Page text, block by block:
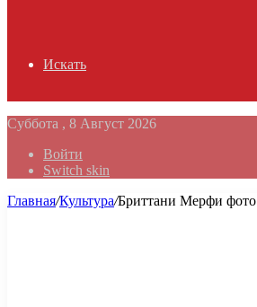
Искать
Суббота , 8 Август 2026
Войти
Switch skin
Главная/Культура/Бриттани Мерфи фото